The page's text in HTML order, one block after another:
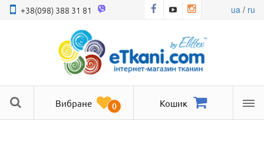
+38(098) 388 31 81 ua/ ru
Вибране 0 Кошик